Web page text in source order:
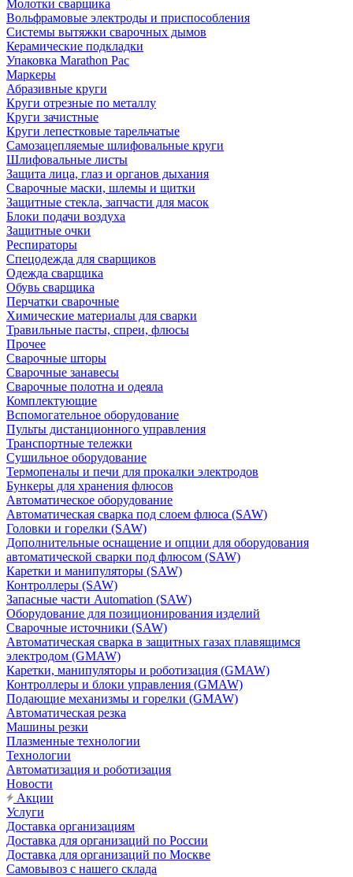
Молотки сварщика
Вольфрамовые электроды и приспособления
Системы вытяжки сварочных дымов
Керамические подкладки
Упаковка Marathon Pac
Маркеры
Абразивные круги
Круги отрезные по металлу
Круги зачистные
Круги лепестковые тарельчатые
Самозацепляемые шлифовальные круги
Шлифовальные листы
Защита лица, глаз и органов дыхания
Сварочные маски, шлемы и щитки
Защитные стекла, запчасти для масок
Блоки подачи воздуха
Защитные очки
Респираторы
Спецодежда для сварщиков
Одежда сварщика
Обувь сварщика
Перчатки сварочные
Химические материалы для сварки
Травильные пасты, спреи, флюсы
Прочее
Сварочные шторы
Сварочные занавесы
Сварочные полотна и одеяла
Комплектующие
Вспомогательное оборудование
Пульты дистанционного управления
Транспортные тележки
Сушильное оборудование
Термопеналы и печи для прокалки электродов
Бункеры для хранения флюсов
Автоматическое оборудование
Автоматическая сварка под слоем флюса (SAW)
Головки и горелки (SAW)
Дополнительные оснащение и опции для оборудования
автоматической сварки под флюсом (SAW)
Каретки и манипуляторы (SAW)
Контроллеры (SAW)
Запасные части Automation (SAW)
Оборудование для позиционирования изделий
Сварочные источники (SAW)
Автоматическая сварка в защитных газах плавящимся
электродом (GMAW)
Каретки, манипуляторы и роботизация (GMAW)
Контроллеры и блоки управления (GMAW)
Подающие механизмы и горелки (GMAW)
Автоматическая резка
Машины резки
Плазменные технологии
Технологии
Автоматизация и роботизация
Новости
Акции
Услуги
Доставка организациям
Доставка для организаций по России
Доставка для организаций по Москве
Самовывоз с нашего склада